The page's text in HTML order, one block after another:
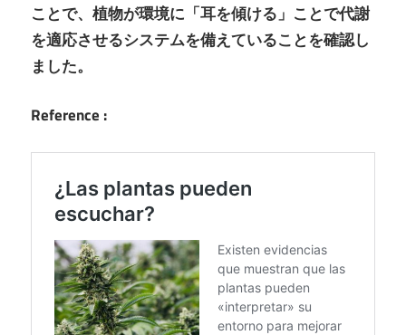
ことで、植物が環境に「耳を傾ける」ことで代謝
を適応させるシステムを備えていることを確認し
ました。
Reference :